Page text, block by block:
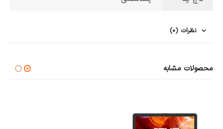
نظرات (0)
محصولات مشابه